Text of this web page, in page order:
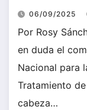
06/09/2025
Por Rosy
en duda el
Nacional para
Tratamiento
cabeza…